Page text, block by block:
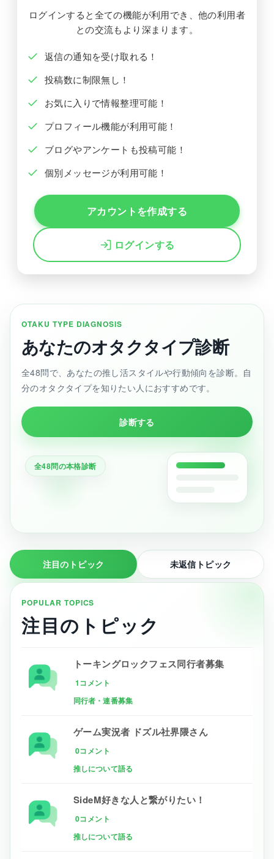
ログインすると全ての機能が利用でき、他の利用者
との交流もより深まります。
返信の通知を受け取れる！
投稿数に制限無し！
お気に入りで情報整理可能！
プロフィール機能が利用可能！
ブログやアンケートも投稿可能！
個別メッセージが利用可能！
アカウントを作成する
ログインする
OTAKU TYPE DIAGNOSIS
あなたのオタクタイプ診断
全48問で、あなたの推し活スタイルや行動傾向を診断。自
分のオタクタイプを知りたい人におすすめです。
診断する
全48問の本格診断
注目のトピック 未返信トピック
POPULAR TOPICS
注目のトピック
トーキングロックフェス同行者募集
1コメント
同行者・連番募集
ゲーム実況者 ドズル社界隈さん
0コメント
推しについて語る
SideM好きな人と繋がりたい！
0コメント
推しについて語る